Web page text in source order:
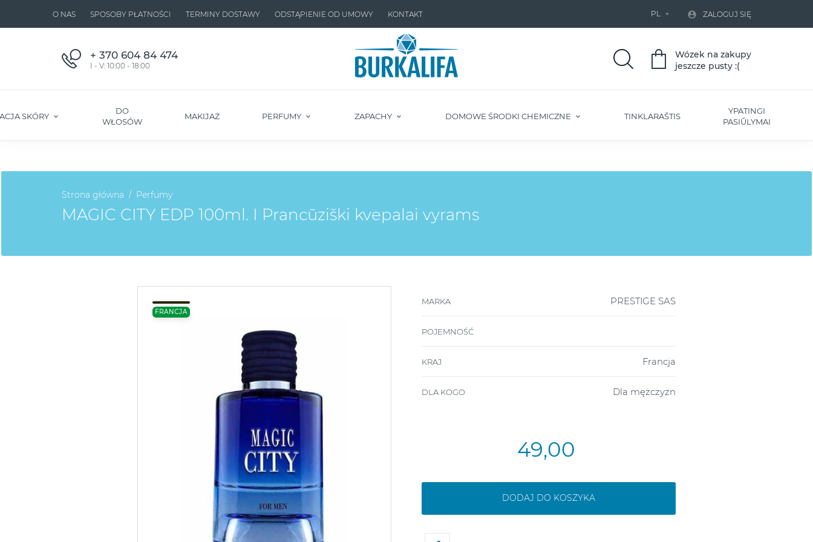
O NAS SPOSOBY PŁATNOŚCI TERMINY DOSTAWY ODSTĄPIENIE OD UMOWY KONTAKT PL   ZALOGUJ SIĘ
+ 370 604 84 474
I - V: 10:00 - 18:00
Wózek na zakupy
jeszcze pusty :(
SKÓRY
DO
WŁOSÓW
MAKIJAŻ PERFUMY ZAPACHY DOMOWE ŚRODKI CHEMICZNE TINKLARAŠTIS
YPATINGI
PASIŪLYMAI
Strona główna Perfumy
MAGIC CITY EDP 100ml. I Pranсūziški kvepalai vyrams
FRANCJA
MARKA PRESTIGE SAS
POJEMNOŚĆ
KRAJ Francja
DLA KOGO Dla mężczyzn
49,00
DODAJ DO KOSZYKA